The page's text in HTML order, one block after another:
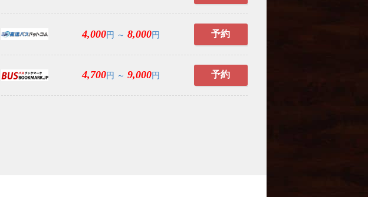
4,000円 ～8,000円 予約
4,700円 ～9,000円 予約